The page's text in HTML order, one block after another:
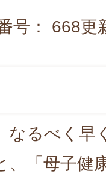
号： 668更
なるべく早
、「母子健